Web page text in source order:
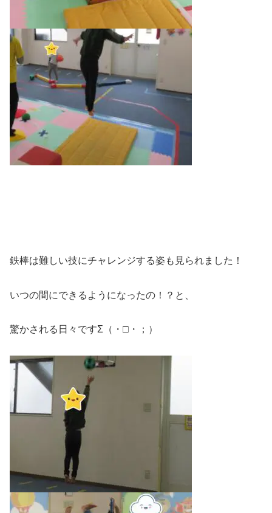
鉄棒は難しい技にチャレンジする姿も見られました！
いつの間にできるようになったの！？と、
驚かされる日々ですΣ（・□・；）